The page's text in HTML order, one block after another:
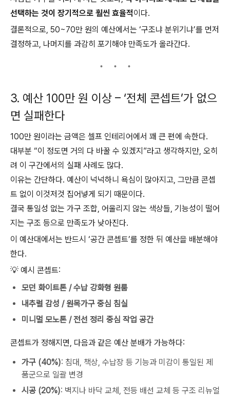
선택하는 것이 장기적으로 훨씬 효율적이다.
결론적으로, 50~70만 원의 예산에서는 ‘구조냐 분위기냐’를 먼저
결정하고, 나머지를 과감히 포기해야 만족도가 올라간다.
3. 예산 100만 원 이상 – ‘전체 콘셉트’가 없으
면 실패한다
100만 원이라는 금액은 셀프 인테리어에서 꽤 큰 편에 속한다.
대부분 “이 정도면 거의 다 바꿀 수 있겠지”라고 생각하지만, 오히
려 이 구간에서의 실패 사례도 많다.
이유는 간단하다. 예산이 넉넉하니 욕심이 많아지고, 그만큼 콘셉
트 없이 이것저것 집어넣게 되기 때문이다.
결국 통일성 없는 가구 조합, 어울리지 않는 색상들, 기능성이 떨어
지는 구조 등으로 만족도가 낮아진다.
이 예산대에서는 반드시 ‘공간 콘셉트’를 정한 뒤 예산을 배분해야
한다.
💡 예시 콘셉트:
모던 화이트톤 / 수납 강화형 원룸
내추럴 감성 / 원목가구 중심 침실
미니멀 모노톤 / 전선 정리 중심 작업 공간
콘셉트가 정해지면, 다음과 같은 예산 분배가 가능하다:
가구 (40%): 침대, 책상, 수납장 등 기능과 미감이 통일된 제
품군으로 일괄 변경
시공 (20%): 벽지나 바닥 교체, 전등 배선 교체 등 구조 리뉴얼